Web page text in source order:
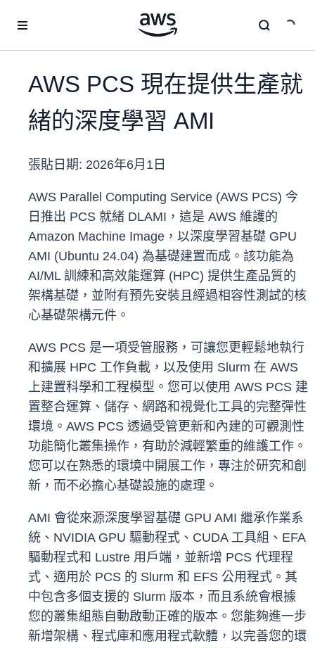
AWS PCS 現在提供生產就
緒的深度學習 AMI
張貼日期: 2026年6月1日
AWS Parallel Computing Service (AWS PCS) 今
日推出 PCS 就緒 DLAMI，這是 AWS 維護的
Amazon Machine Image，以深度學習基礎 GPU
AMI (Ubuntu 24.04) 為基礎建置而成。該功能為
AI/ML 訓練和高效能運算 (HPC) 提供生產品質的
架構基礎，並附有預先安裝且經過相容性測試的核
心基礎架構元件。
AWS PCS 是一項受管服務，可讓您更輕鬆地執行
和擴展 HPC 工作負載，以及使用 Slurm 在 AWS
上建置科學和工程模型。您可以使用 AWS PCS 建
置整合運算、儲存、網路和視覺化工具的完整彈性
環境。AWS PCS 透過受管更新和內建的可觀測性
功能簡化叢集操作，有助於減輕繁重的維護工作。
您可以在熟悉的環境中開展工作，專注於研究和創
新，而不必擔心基礎設施的處理。
AMI 會從來源深度學習基礎 GPU AMI 繼承作業系
統、NVIDIA GPU 驅動程式、CUDA 工具組、EFA
驅動程式和 Lustre 用戶端，並新增 PCS 代理程
式、適用於 PCS 的 Slurm 和 EFS 公用程式。其
中包含多個支援的 Slurm 版本，而且系統會根據
您的叢集組態自動啟動正確的版本。您能夠進一步
新增架構、程式庫和應用程式軟體，以完善您的環